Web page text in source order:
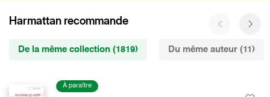
Harmattan recommande
De la même collection (1819) Du même auteur (11)
À paraître